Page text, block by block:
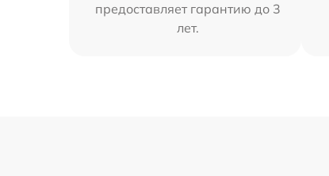
предоставляет гарантию до 3
лет.